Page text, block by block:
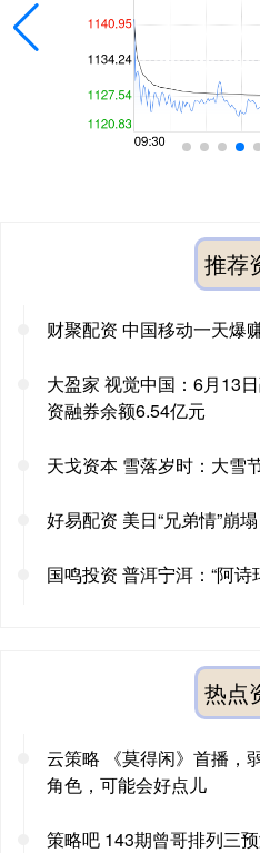
推荐
财聚配资 中国移动一天爆
大盈家 视觉中国：6月13
资融券余额6.54亿元
天戈资本 雪落岁时：大雪
好易配资 美日“兄弟情”崩
国鸣投资 普洱宁洱：“阿
热点
云策略 《莫得闲》首播，
角色，可能会好点儿
策略吧 143期曾哥排列三